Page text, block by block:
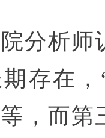
分析
存在
，而